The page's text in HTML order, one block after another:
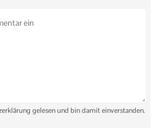
gelesen und bin damit einverstanden.